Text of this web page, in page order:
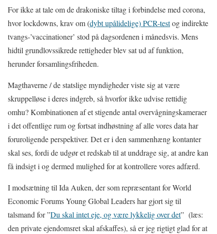
For ikke at tale om de drakoniske tiltag i forbindelse med corona,
hvor lockdowns, krav om (dybt upålidelige) PCR-testog indirekte
tvangs-’vaccinationer’ stod på dagsordenen i månedsvis. Mens
hidtil grundlovssikrede rettigheder blev sat ud af funktion,
herunder forsamlingsfriheden.
Magthaverne / de statslige myndigheder viste sig at være
skruppelløse i deres indgreb, så hvorfor ikke udvise rettidig
omhu? Kombinationen af et stigende antal overvågningskameraer
i det offentlige rum og fortsat indhøstning af alle vores data har
foruroligende perspektiver. Det er i den sammenhæng kontanter
skal ses, fordi de udgør et redskab til at unddrage sig, at andre kan
få indsigt i og dermed mulighed for at kontrollere vores adfærd.
I modsætning til Ida Auken, der som repræsentant for World
Economic Forums Young Global Leaders har gjort sig til
talsmand for ”Du skal intet eje, og være lykkelig over det” (læs:
den private ejendomsret skal afskaffes), så er jeg rigtigt glad for at